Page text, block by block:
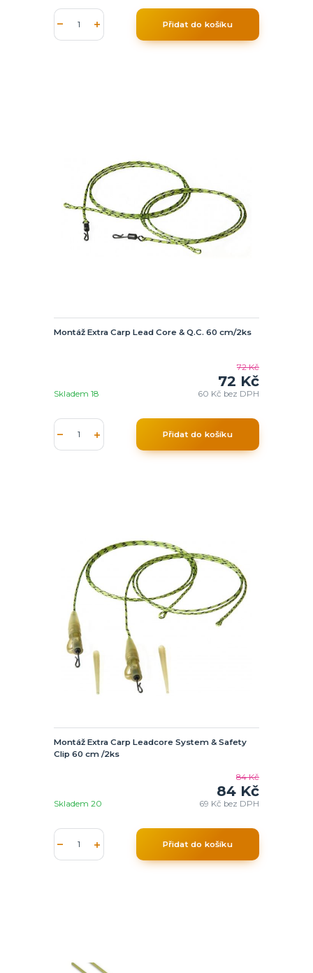
Přidat do košíku
Montáž Extra Carp Lead Core & Q.C. 60 cm/2ks
72 Kč
72 Kč
60 Kč bez DPH
Skladem 18
Přidat do košíku
Montáž Extra Carp Leadcore System & Safety
Clip 60 cm /2ks
84 Kč
84 Kč
69 Kč bez DPH
Skladem 20
Přidat do košíku